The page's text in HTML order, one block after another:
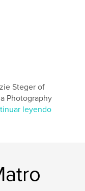
Steger of
Photography
leyendo